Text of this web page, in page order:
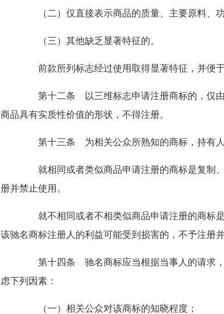
（二）仅直接表示商品的质量、主要原料、功
（三）其他缺乏显著特征的。
前款所列标志经过使用取得显著特征，并便于
第十二条 以三维标志申请注册商标的，仅由商
商品具有实质性价值的形状，不得注册。
第十三条 为相关公众所熟知的商标，持有人认
就相同或者类似商品申请注册的商标是复制、摹
册并禁止使用。
就不相同或者不相类似商品申请注册的商标是复
该驰名商标注册人的利益可能受到损害的，不予注册
第十四条 驰名商标应当根据当事人的请求，作
虑下列因素：
（一）相关公众对该商标的知晓程度；